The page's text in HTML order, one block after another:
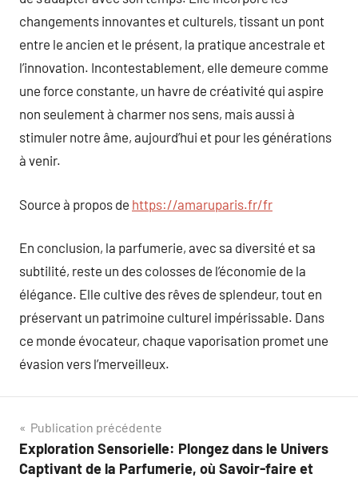
changements innovantes et culturels, tissant un pont
entre le ancien et le présent, la pratique ancestrale et
l’innovation. Incontestablement, elle demeure comme
une force constante, un havre de créativité qui aspire
non seulement à charmer nos sens, mais aussi à
stimuler notre âme, aujourd’hui et pour les générations
à venir.
Source à propos de https://amaruparis.fr/fr
En conclusion, la parfumerie, avec sa diversité et sa
subtilité, reste un des colosses de l’économie de la
élégance. Elle cultive des rêves de splendeur, tout en
préservant un patrimoine culturel impérissable. Dans
ce monde évocateur, chaque vaporisation promet une
évasion vers l’merveilleux.
Navigation
de
Publication précédente
Exploration Sensorielle: Plongez dans le Univers
Captivant de la Parfumerie, où Savoir-faire et